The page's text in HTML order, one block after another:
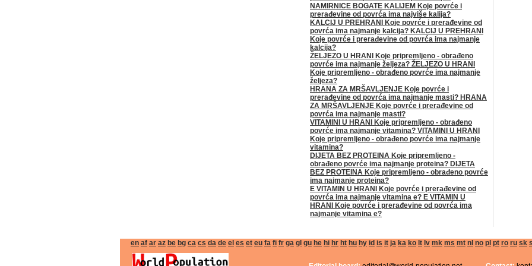
NAMIRNICE BOGATE KALIJEM Koje povrće i
prerađevine od povrća ima najviše kalija?
KALCIJ U PREHRANI Koje povrće i prerađevine od
povrća ima najmanje kalcija? KALCIJ U PREHRANI
Koje povrće i prerađevine od povrća ima najmanje
kalcija?
ŽELJEZO U HRANI Koje pripremljeno - obrađeno
povrće ima najmanje željeza? ŽELJEZO U HRANI
Koje pripremljeno - obrađeno povrće ima najmanje
željeza?
HRANA ZA MRŠAVLJENJE Koje povrće i
prerađevine od povrća ima najmanje masti? HRANA
ZA MRŠAVLJENJE Koje povrće i prerađevine od
povrća ima najmanje masti?
VITAMINI U HRANI Koje pripremljeno - obrađeno
povrće ima najmanje vitamina? VITAMINI U HRANI
Koje pripremljeno - obrađeno povrće ima najmanje
vitamina?
DIJETA BEZ PROTEINA Koje pripremljeno -
obrađeno povrće ima najmanje proteina? DIJETA
BEZ PROTEINA Koje pripremljeno - obrađeno povrće
ima najmanje proteina?
E VITAMIN U HRANI Koje povrće i prerađevine od
povrća ima najmanje vitamina e? E VITAMIN U
HRANI Koje povrće i prerađevine od povrća ima
najmanje vitamina e?
en af ar az be bg ca cs da de el es et eu fa fi fr ga gl gu he hi hr ht hu hy id is it ja ka ko lt lv mk ms mt nl no pl pt ro ru sk